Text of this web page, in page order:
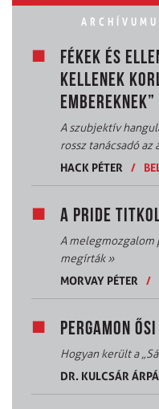
FÉKEK ÉS
KELLENEK
A szubjektív
rossz tanácsadó
HACK PÉTER
/
A PRIDE
A
megírták»
MORVAY PÉTER
/
PERGAMON
Hogyan került a
DR. KULCSÁR